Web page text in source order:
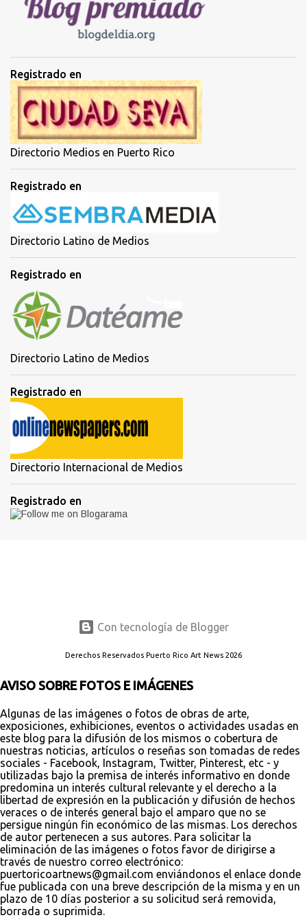
c
o
a
r
i
o
Registrado en
Directorio Medios en Puerto Rico
Registrado en
Directorio Latino de Medios
Registrado en
Directorio Latino de Medios
Registrado en
Directorio Internacional de Medios
Registrado en
Con tecnología de Blogger
Derechos Reservados Puerto Rico Art News 2026
AVISO SOBRE FOTOS E IMÁGENES
Algunas de las imágenes o fotos de obras de arte,
exposiciones, exhibiciones, eventos o actividades usadas en
este blog para la difusión de los mismos o cobertura de
nuestras noticias, artículos o reseñas son tomadas de redes
sociales - Facebook, Instagram, Twitter, Pinterest, etc - y
utilizadas bajo la premisa de interés informativo en donde
predomina un interés cultural relevante y el derecho a la
libertad de expresión en la publicación y difusión de hechos
veraces o de interés general bajo el amparo que no se
persigue ningún fin económico de las mismas. Los derechos
de autor pertenecen a sus autores. Para solicitar la
eliminación de las imágenes o fotos favor de dirigirse a
través de nuestro correo electrónico:
puertoricoartnews@gmail.com enviándonos el enlace donde
fue publicada con una breve descripción de la misma y en un
plazo de 10 días posterior a su solicitud será removida,
borrada o suprimida.